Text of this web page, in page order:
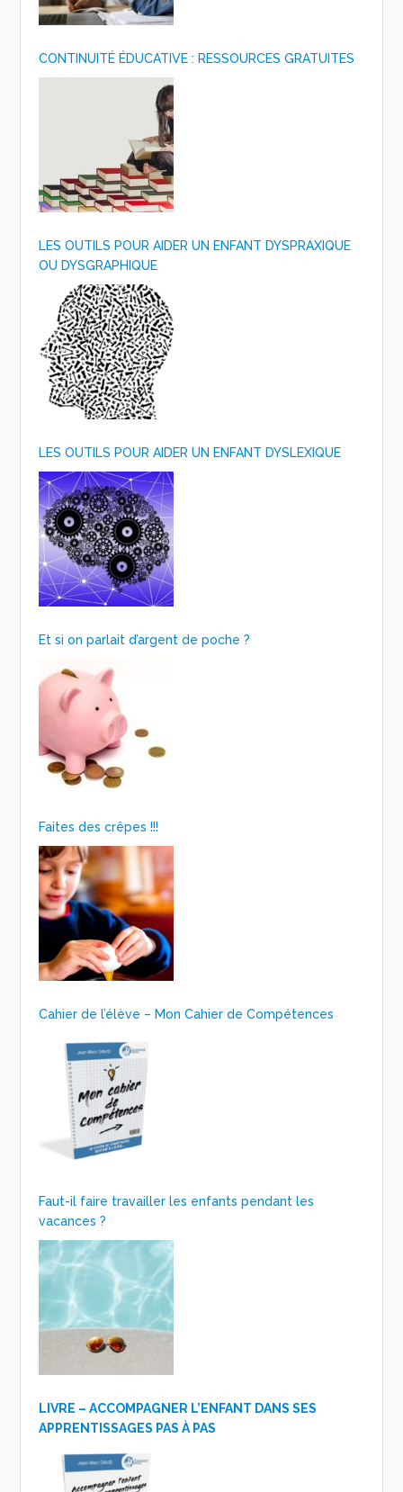
CONTINUITÉ ÉDUCATIVE : RESSOURCES GRATUITES
LES OUTILS POUR AIDER UN ENFANT DYSPRAXIQUE
OU DYSGRAPHIQUE
LES OUTILS POUR AIDER UN ENFANT DYSLEXIQUE
Et si on parlait d’argent de poche ?
Faites des crêpes !!!
Cahier de l’élève – Mon Cahier de Compétences
Faut-il faire travailler les enfants pendant les
vacances ?
LIVRE – ACCOMPAGNER L’ENFANT DANS SES
APPRENTISSAGES PAS À PAS